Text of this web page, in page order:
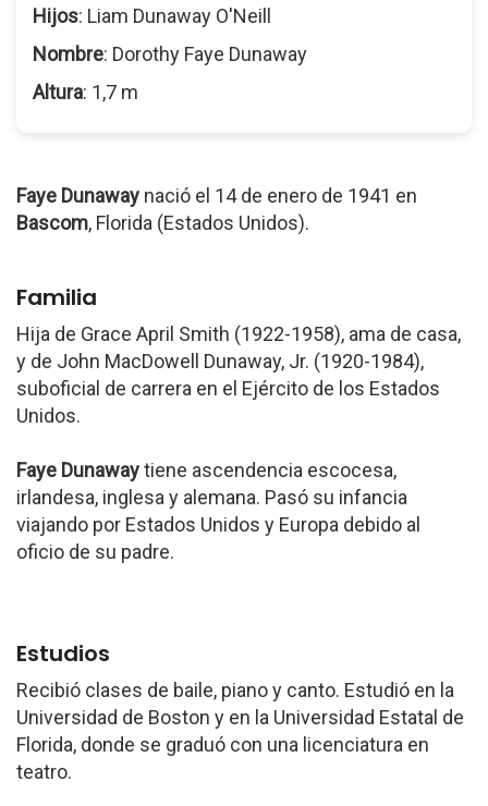
Hijos: Liam Dunaway O'Neill
Nombre: Dorothy Faye Dunaway
Altura: 1,7 m
Faye Dunaway nació el 14 de enero de 1941 en
Bascom, Florida (Estados Unidos).
Familia
Hija de Grace April Smith (1922-1958), ama de casa,
y de John MacDowell Dunaway, Jr. (1920-1984),
suboficial de carrera en el Ejército de los Estados
Unidos.
Faye Dunawaytiene ascendencia escocesa,
irlandesa, inglesa y alemana. Pasó su infancia
viajando por Estados Unidos y Europa debido al
oficio de su padre.
Estudios
Recibió clases de baile, piano y canto. Estudió en la
Universidad de Boston y en la Universidad Estatal de
Florida, donde se graduó con una licenciatura en
teatro.